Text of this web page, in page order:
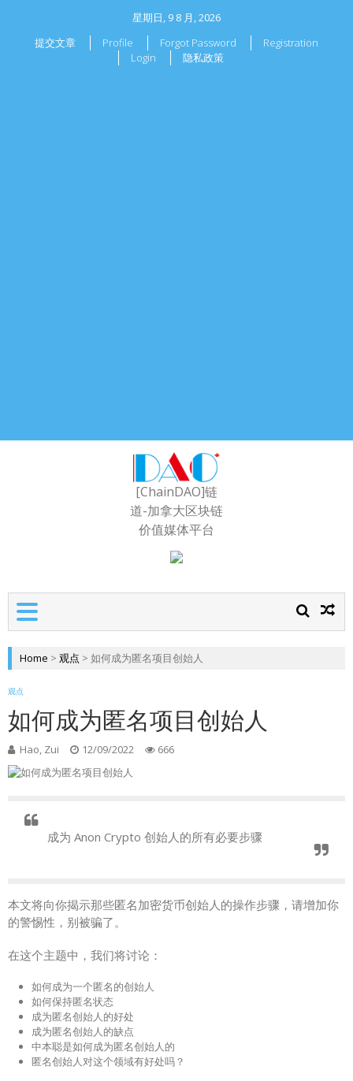
星期日, 9 8 月, 2026
提交文章
Profile Forgot Password
Registration
Login
隐私政策
[ChainDAO]链
道-加拿大区块链
价值媒体平台
Home > 观点 > 如何成为匿名项目创始人
观点
如何成为匿名项目创始人
Hao, Zui 12/09/2022 666
成为 Anon Crypto 创始人的所有必要步骤
本文将向你揭示那些匿名加密货币创始人的操作步骤，请增加你
的警惕性，别被骗了。
在这个主题中，我们将讨论：
如何成为一个匿名的创始人
如何保持匿名状态
成为匿名创始人的好处
成为匿名创始人的缺点
中本聪是如何成为匿名创始人的
匿名创始人对这个领域有好处吗？